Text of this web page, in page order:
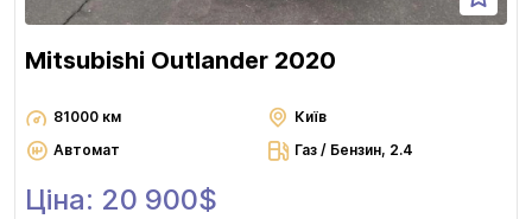
Mitsubishi Outlander 2020
81000 км
Київ
Автомат
Газ / Бензин, 2.4
Ціна: 20 900$